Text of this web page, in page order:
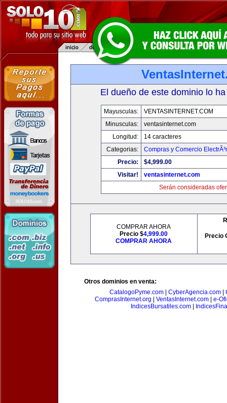
El dueño de este dominio lo
Mayusculas:
VENTASINTERNET.COM
Minusculas:
ventasinternet.com
Longitud:
14 caracteres
Categorias:
Compras y Comercio
Precio:
$4,999.00
Visitar!
ventasinternet.com
Serán consideradas
COMPRAR AHORA
Precio $4,999.00
COMPRAR AHORA
Precio
Otros dominios en venta:
CatalogoPyme.com
CyberAgencia.com
ComprasInternet.org
VentasInternet.com| e-
IndicesBursatiles.com|